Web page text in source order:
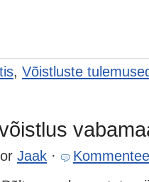
, Võistluste
Jaak ·